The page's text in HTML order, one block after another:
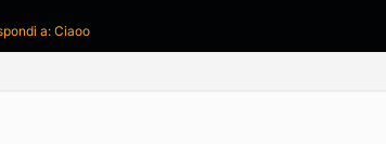
a: Ciaoo